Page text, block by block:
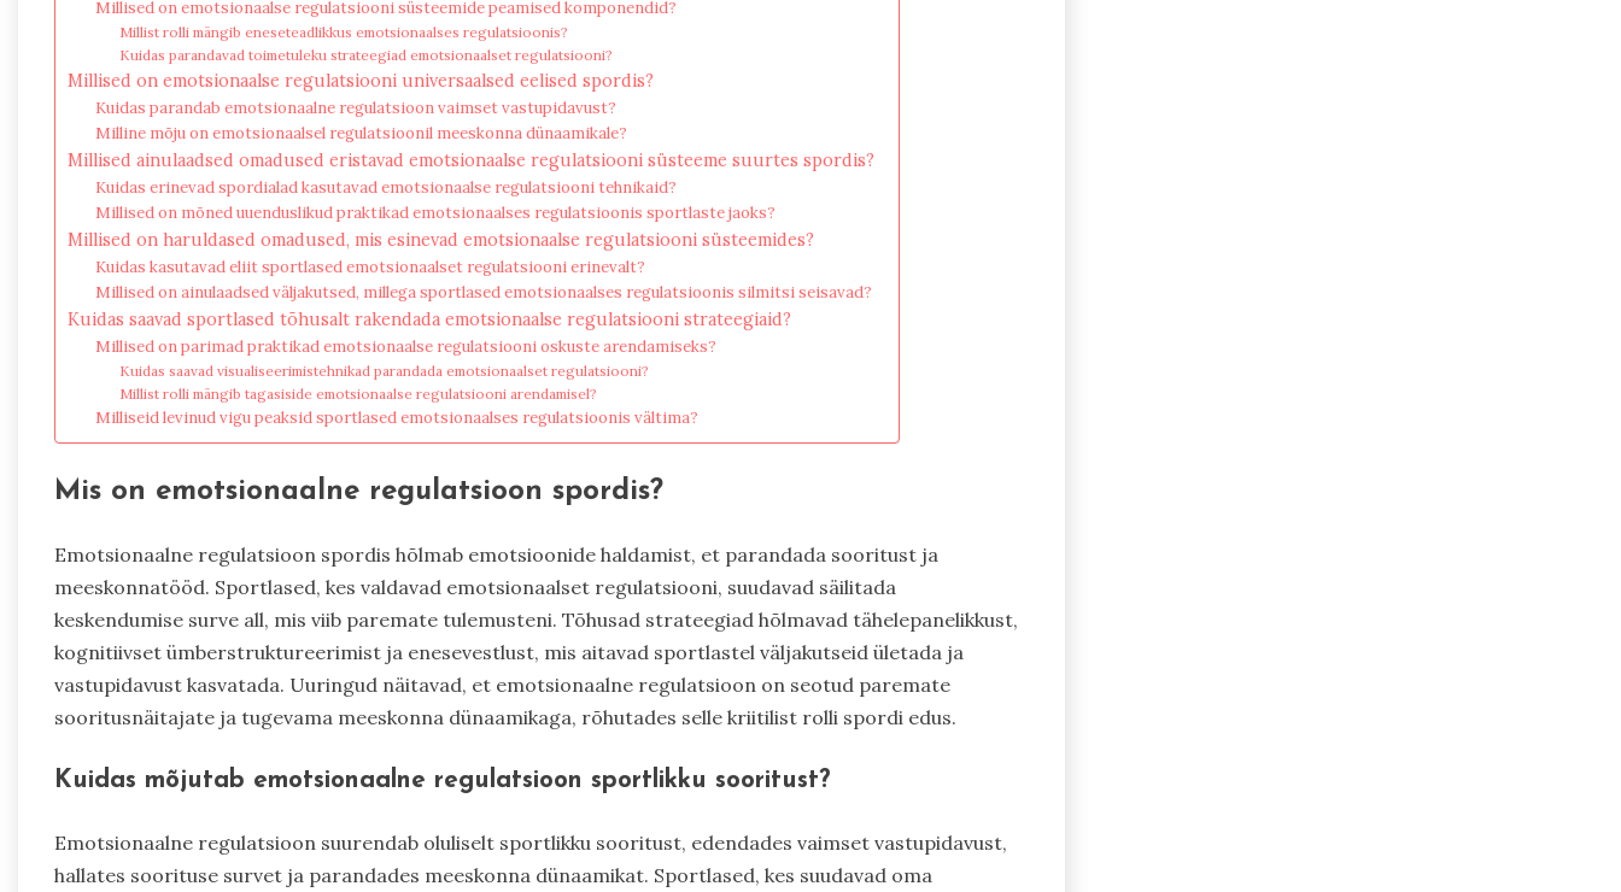
Millised on emotsionaalse regulatsiooni süsteemide peamised komponendid?
Millist rolli mängib eneseteadlikkus emotsionaalses regulatsioonis?
Kuidas parandavad toimetuleku strateegiad emotsionaalset regulatsiooni?
Millised on emotsionaalse regulatsiooni universaalsed eelised spordis?
Kuidas parandab emotsionaalne regulatsioon vaimset vastupidavust?
Milline mõju on emotsionaalsel regulatsioonil meeskonna dünaamikale?
Millised ainulaadsed omadused eristavad emotsionaalse regulatsiooni süsteeme suurtes spordis?
Kuidas erinevad spordialad kasutavad emotsionaalse regulatsiooni tehnikaid?
Millised on mõned uuenduslikud praktikad emotsionaalses regulatsioonis sportlaste jaoks?
Millised on haruldased omadused, mis esinevad emotsionaalse regulatsiooni süsteemides?
Kuidas kasutavad eliit sportlased emotsionaalset regulatsiooni erinevalt?
Millised on ainulaadsed väljakutsed, millega sportlased emotsionaalses regulatsioonis silmitsi seisavad?
Kuidas saavad sportlased tõhusalt rakendada emotsionaalse regulatsiooni strateegiaid?
Millised on parimad praktikad emotsionaalse regulatsiooni oskuste arendamiseks?
Kuidas saavad visualiseerimistehnikad parandada emotsionaalset regulatsiooni?
Millist rolli mängib tagasiside emotsionaalse regulatsiooni arendamisel?
Milliseid levinud vigu peaksid sportlased emotsionaalses regulatsioonis vältima?
Mis on emotsionaalne regulatsioon spordis?
Emotsionaalne regulatsioon spordis hõlmab emotsioonide haldamist, et parandada sooritust ja
meeskonnatööd. Sportlased, kes valdavad emotsionaalset regulatsiooni, suudavad säilitada
keskendumise surve all, mis viib paremate tulemusteni. Tõhusad strateegiad hõlmavad tähelepanelikkust,
kognitiivset ümberstruktureerimist ja enesevestlust, mis aitavad sportlastel väljakutseid ületada ja
vastupidavust kasvatada. Uuringud näitavad, et emotsionaalne regulatsioon on seotud paremate
sooritusnäitajate ja tugevama meeskonna dünaamikaga, rõhutades selle kriitilist rolli spordi edus.
Kuidas mõjutab emotsionaalne regulatsioon sportlikku sooritust?
Emotsionaalne regulatsioon suurendab oluliselt sportlikku sooritust, edendades vaimset vastupidavust,
hallates soorituse survet ja parandades meeskonna dünaamikat. Sportlased, kes suudavad oma